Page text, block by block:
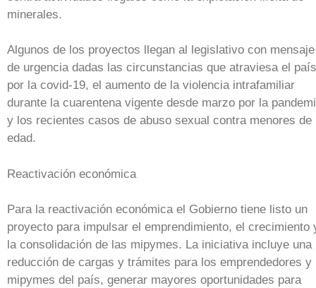
minerales.
Algunos de los proyectos llegan al legislativo con mensaje
de urgencia dadas las circunstancias que atraviesa el país
por la covid-19, el aumento de la violencia intrafamiliar
durante la cuarentena vigente desde marzo por la
y los recientes casos de abuso sexual contra menores de
edad.
Reactivación económica
Para la reactivación económica el Gobierno tiene listo un
proyecto para impulsar el emprendimiento, el crecimiento
la consolidación de las mipymes. La iniciativa incluye una
reducción de cargas y trámites para los emprendedores y
mipymes del país, generar mayores oportunidades para